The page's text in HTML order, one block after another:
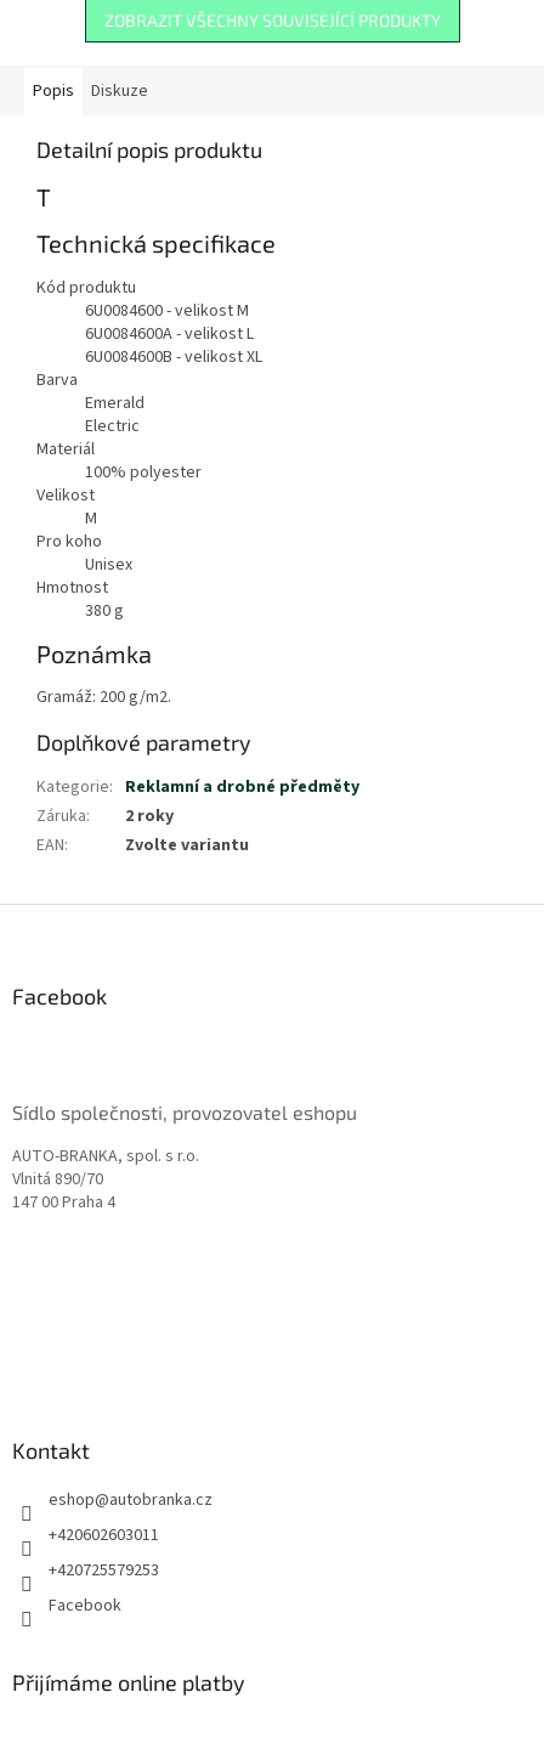
ZOBRAZIT VŠECHNY SOUVISEJÍCÍ PRODUKTY
Popis Diskuze
Detailní popis produktu
T
Technická specifikace
Kód produktu
6U0084600 - velikost M
6U0084600A - velikost L
6U0084600B - velikost XL
Barva
Emerald
Electric
Materiál
100% polyester
Velikost
M
Pro koho
Unisex
Hmotnost
380g
Poznámka
Gramáž: 200 g/m2.
Doplňkové parametry
Kategorie: Reklamní a drobné předměty
Záruka:
2 roky
EAN: Zvolte variantu
Facebook
Sídlo společnosti, provozovatel eshopu
AUTO-BRANKA, spol. s r.o.
Vlnitá 890/70
147 00 Praha 4
Kontakt
eshop@autobranka.cz
+420602603011
+420725579253
Facebook
Přijímáme online platby